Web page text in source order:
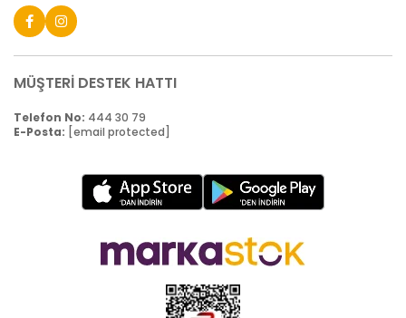
MÜŞTERİ DESTEK HATTI
Telefon No: 444 30 79
E-Posta: [email protected]